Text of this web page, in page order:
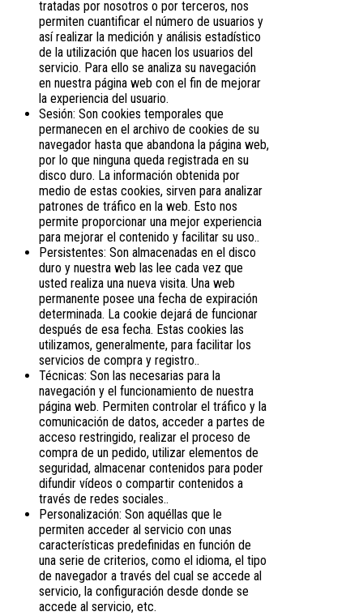
tratadas por nosotros o por terceros, nos
permiten cuantificar el número de usuarios y
así realizar la medición y análisis estadístico
de la utilización que hacen los usuarios del
servicio. Para ello se analiza su navegación
en nuestra página web con el fin de mejorar
la experiencia del usuario.
Sesión: Son cookies temporales que
permanecen en el archivo de cookies de su
navegador hasta que abandona la página web,
por lo que ninguna queda registrada en su
disco duro. La información obtenida por
medio de estas cookies, sirven para analizar
patrones de tráfico en la web. Esto nos
permite proporcionar una mejor experiencia
para mejorar el contenido y facilitar su uso..
Persistentes: Son almacenadas en el disco
duro y nuestra web las lee cada vez que
usted realiza una nueva visita. Una web
permanente posee una fecha de expiración
determinada. La cookie dejará de funcionar
después de esa fecha. Estas cookies las
utilizamos, generalmente, para facilitar los
servicios de compra y registro..
Técnicas: Son las necesarias para la
navegación y el funcionamiento de nuestra
página web. Permiten controlar el tráfico y la
comunicación de datos, acceder a partes de
acceso restringido, realizar el proceso de
compra de un pedido, utilizar elementos de
seguridad, almacenar contenidos para poder
difundir vídeos o compartir contenidos a
través de redes sociales..
Personalización: Son aquéllas que le
permiten acceder al servicio con unas
características predefinidas en función de
una serie de criterios, como el idioma, el tipo
de navegador a través del cual se accede al
servicio, la configuración desde donde se
accede al servicio, etc.